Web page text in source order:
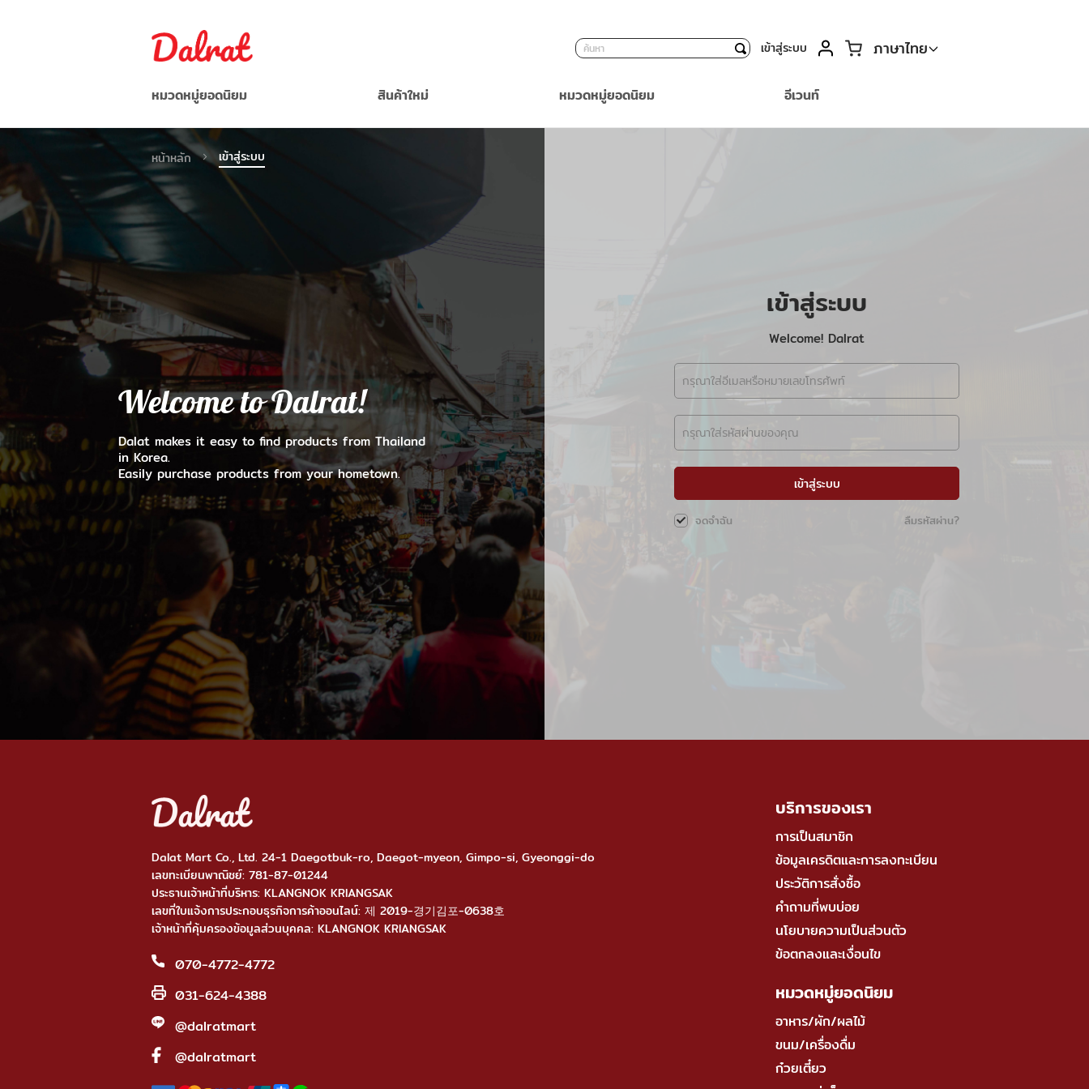
ตะกร้า
ค้นหาเข้าสู่ระบบ ภาษาไทย
หมวดหมู่ยอดนิยม
อาหาร/ผลไม้/ผัก
อาหารว่าง / เครื่องดื่ม
ก๋วยเตี๋ยว/บะหมี่กึ่งสำเร็จรูป
อาหารแช่แข็ง
เครื่องปรุงรส
อื่น ๆ
เวียดนาม
Indonesia
สินค้าใหม่ หมวดหมู่ยอดนิยม อีเวนท์
Welcome to Dalrat!
Dalat makes it easy to find products from Thailand
in Korea.
Easily purchase products from your hometown.
หน้าหลัก เข้าสู่ระบบ
เข้าสู่ระบบ
Welcome! Dalrat
เข้าสู่ระบบ
จดจำฉัน ลืมรหัสผ่าน?
Dalat Mart Co., Ltd. 24-1 Daegotbuk-ro, Daegot-myeon, Gimpo-si, Gyeonggi-do
เลขทะเบียนพาณิชย์: 781-87-01244
ประธานเจ้าหน้าที่บริหาร: KLANGNOK KRIANGSAK
เลขที่ใบแจ้งการประกอบธุรกิจการค้าออนไลน์: 제 2019-경기김포-0638호
เจ้าหน้าที่คุ้มครองข้อมูลส่วนบุคคล: KLANGNOK KRIANGSAK
070-4772-4772
031-624-4388
@dalratmart
@dalratmart
บริการของเรา
การเป็นสมาชิก
ข้อมูลเครดิตและการลงทะเบียน
ประวัติการสั่งซื้อ
คำถามที่พบบ่อย
นโยบายความเป็นส่วนตัว
ข้อตกลงและเงื่อนไข
หมวดหมู่ยอดนิยม
อาหาร/ผัก/ผลไม้
ขนม/เครื่องดื่ม
ก๋วยเตี๋ยว